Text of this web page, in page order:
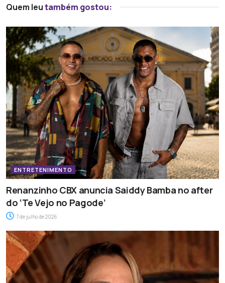
Quem leutambém gostou:
ENTRETENIMENTO
Renanzinho CBX anuncia Saiddy Bamba no after
do ‘Te Vejo no Pagode’
7 de julho de 2026